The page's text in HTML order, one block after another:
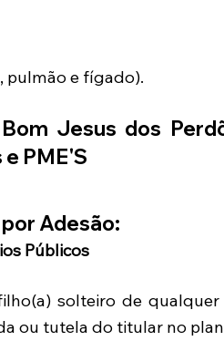
pulmão e fígado).
Bom Jesus dos
PME'S
Adesão:
Públicos
solteiro de
ou tutela do titular no